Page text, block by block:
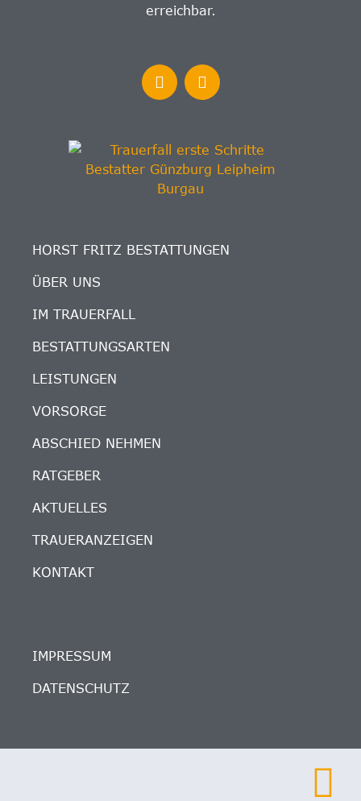
erreichbar.
HORST FRITZ BESTATTUNGEN
ÜBER UNS
IM TRAUERFALL
BESTATTUNGSARTEN
LEISTUNGEN
VORSORGE
ABSCHIED NEHMEN
RATGEBER
AKTUELLES
TRAUERANZEIGEN
KONTAKT
IMPRESSUM
DATENSCHUTZ